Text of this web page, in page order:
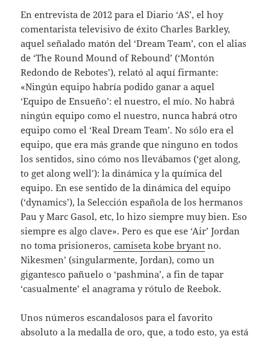
En entrevista de 2012 para el Diario ‘AS’, el hoy
comentarista televisivo de éxito Charles Barkley,
aquel señalado matón del ‘Dream Team’, con el alias
de ‘The Round Mound of Rebound’ (‘Montón
Redondo de Rebotes’), relató al aquí firmante:
«Ningún equipo habría podido ganar a aquel
‘Equipo de Ensueño’: el nuestro, el mío. No habrá
ningún equipo como el nuestro, nunca habrá otro
equipo como el ‘Real Dream Team’. No sólo era el
equipo, que era más grande que ninguno en todos
los sentidos, sino cómo nos llevábamos (‘get along,
to get along well’): la dinámica y la química del
equipo. En ese sentido de la dinámica del equipo
(‘dynamics’), la Selección española de los hermanos
Pau y Marc Gasol, etc, lo hizo siempre muy bien. Eso
siempre es algo clave». Pero es que ese ‘Air’ Jordan
no toma prisioneros,camiseta kobe bryant no.
Nikesmen’ (singularmente, Jordan), como un
gigantesco pañuelo o ‘pashmina’, a fin de tapar
‘casualmente’ el anagrama y rótulo de Reebok.
Unos números escandalosos para el favorito
absoluto a la medalla de oro, que, a todo esto, ya está